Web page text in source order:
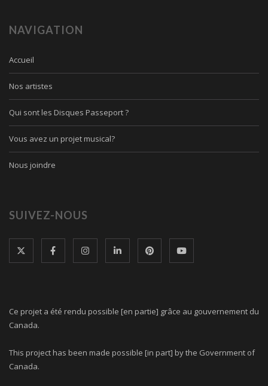
NAVIGATION
Accueil
Nos artistes
Qui sont les Disques Passeport ?
Vous avez un projet musical?
Nous joindre
SUIVEZ-NOUS
Ce projet a été rendu possible [en partie] grâce au gouvernement du
Canada.
This project has been made possible [in part] by the Government of
Canada.